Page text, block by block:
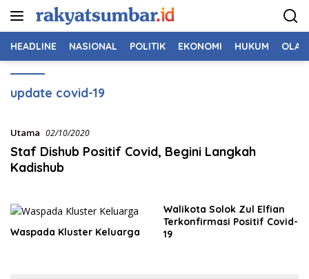
HEADLINE NASIONAL POLITIK EKONOMI HUKUM
update covid-19
Utama 02/10/2020
Staf Dishub Positif Covid, Begini Langkah
Kadishub
Waspada Kluster Keluarga
Walikota Solok Zul Elfian
Terkonfirmasi Positif Covid-
19